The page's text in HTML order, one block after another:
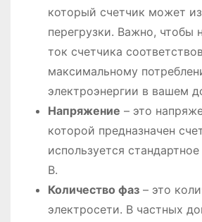
который счетчик может
перегрузки. Важно, чтобы
ток счетчика
максимальному
электроэнергии в вашем
Напряжение – это
которой предназначен
используется
В.
Количество фаз– это
электросети. В частных